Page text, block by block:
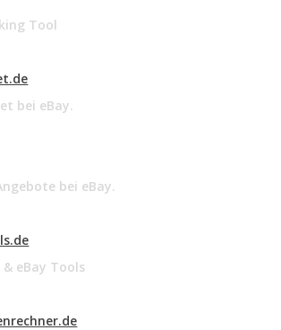
Tool
bei eBay.
bei eBay.
eBay Tools